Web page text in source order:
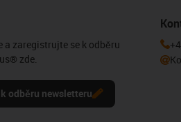
a zaregistrujte se k odběru
zde.
odběru newsletteru